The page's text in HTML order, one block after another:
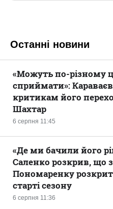
Останні новини
6 серпня 11:45
«Можуть по-різному
сприймати»: Караваєв
критикам його
Шахтар
6 серпня 11:36
«Де ми бачили його
Саленко розкрив, що
Пономаренку
старті сезону